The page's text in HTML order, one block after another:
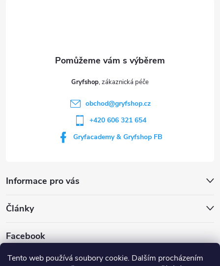
Tento web používá soubory cookie. Dalším procházením
Informace pro vás
Gryfshop
obchod@gryfshop.cz
+420 606 321 654
Gryfacademy & Gryfshop FB
Články
Facebook